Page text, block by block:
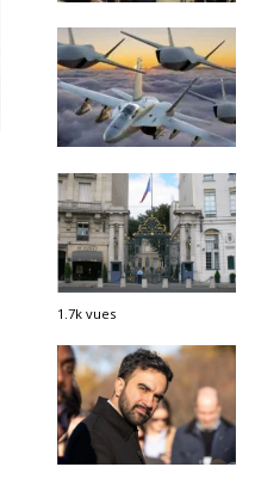
1.7k vues